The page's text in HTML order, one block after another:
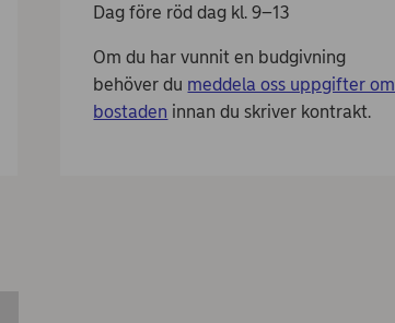
Dag före röd dag kl. 9–13
Om du har vunnit en budgivning
behöver du meddela oss uppgifter om
bostaden innan du skriver kontrakt.